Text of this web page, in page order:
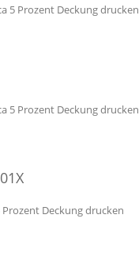
5 Prozent Deckung drucken
5 Prozent Deckung drucken
Prozent Deckung drucken